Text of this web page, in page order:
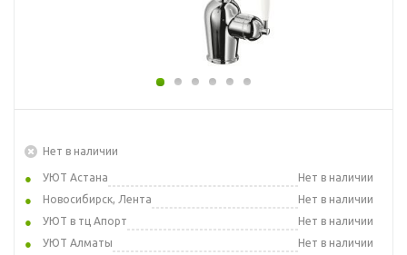
Нет в наличии
УЮТ Астана
Нет в наличии
Новосибирск, Лента
Нет в наличии
УЮТ в тц Апорт
Нет в наличии
УЮТ Алматы
Нет в наличии